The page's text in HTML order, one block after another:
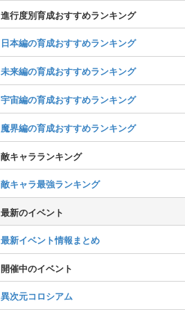
進行度別育成おすすめランキング
日本編の育成おすすめランキング
未来編の育成おすすめランキング
宇宙編の育成おすすめランキング
魔界編の育成おすすめランキング
敵キャラランキング
敵キャラ最強ランキング
最新のイベント
最新イベント情報まとめ
開催中のイベント
異次元コロシアム